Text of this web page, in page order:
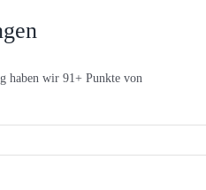
haben wir 91+ Punkte von